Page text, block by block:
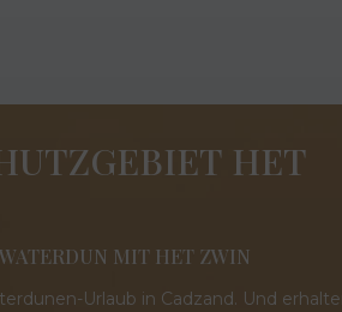
HET
MIT HET ZWIN
Urlaub in Cadzand. Und